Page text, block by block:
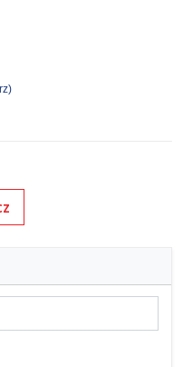
link
krótki link